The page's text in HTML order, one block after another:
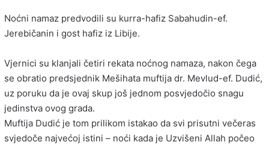
Noćni namaz predvodili su kurra-hafiz Sabahudin-ef.
Jerebičanin i gost hafiz iz Libije.
Vjernici su klanjali četiri rekata noćnog namaza, nakon čega
se obratio predsjednik Mešihata muftija dr. Mevlud-ef. Dudić,
uz poruku da je ovaj skup još jednom posvjedočio snagu
jedinstva ovog grada.
Muftija Dudić je tom prilikom istakao da svi prisutni večeras
svjedoče najvećoj istini – noći kada je Uzvišeni Allah počeo